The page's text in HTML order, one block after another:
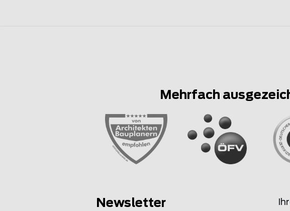
Mehrfach
Newsletter